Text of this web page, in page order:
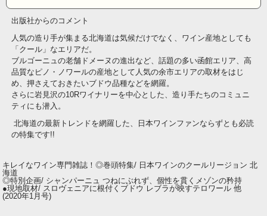
出版社からのコメント
人気の造り手が集まる北海道は気候だけでなく、ワイン産地としても
「クール」なエリアだ。
ブルゴーニュの老舗ドメーヌの進出など、話題の多い函館エリア、高
品質なピノ・ノワールの産地として人気の余市エリアの取材をはじ
め、押さえておきたいブドウ品種などを網羅。
さらに岩見沢の10Rワイナリーを中心とした、造り手たちのコミュニ
ティにも潜入。
北海道の最新トレンドを網羅した、日本ワインファンならずとも必読
の特集です!!
キレイなワイン専門雑誌！◎巻頭特集/ 日本ワインのクールリージョン 北
海道
◎特別企画/ シャンパーニュ つねにぶれず、個性を貫くメゾンの矜持
●現地取材/ スロヴェニアに根付くブドウ レブラが映すテロワール 他
(2020年1月号)